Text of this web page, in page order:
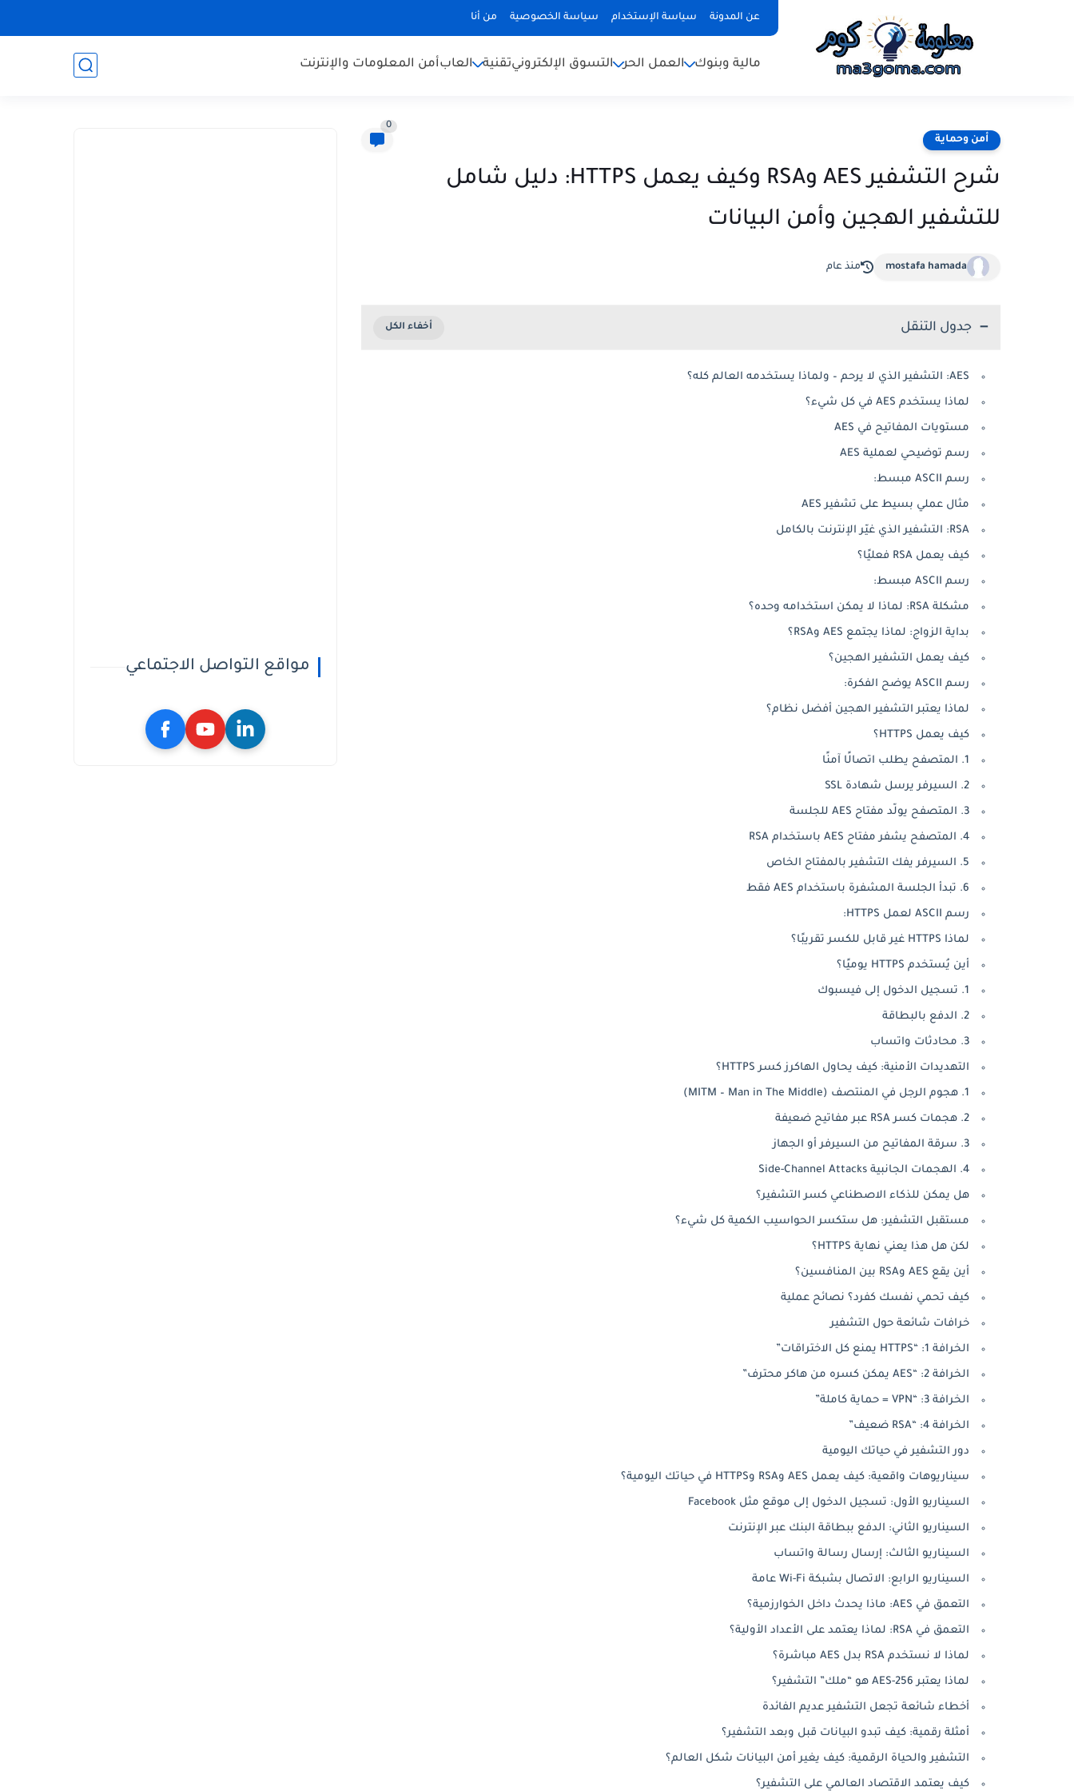
عن المدونة سياسة الإستخدام سياسة الخصوصية من أنا
مالية وبنوك العمل الحر التسوق الإلكترونيتقنية العابأمن المعلومات والإنترنت
أمن وحماية
0
شرح التشفير AES وRSA وكيف يعمل HTTPS: دليل شامل
للتشفير الهجين وأمن البيانات
mostafa hamada منذ عام
جدول التنقل
AES: التشفير الذي لا يرحم – ولماذا يستخدمه العالم كله؟
لماذا يستخدم AES في كل شيء؟
مستويات المفاتيح في AES
رسم توضيحي لعملية AES
رسم ASCII مبسط:
مثال عملي بسيط على تشفير AES
RSA: التشفير الذي غيّر الإنترنت بالكامل
كيف يعمل RSA فعليًا؟
رسم ASCII مبسط:
مشكلة RSA: لماذا لا يمكن استخدامه وحده؟
بداية الزواج: لماذا يجتمع AES وRSA؟
كيف يعمل التشفير الهجين؟
رسم ASCII يوضح الفكرة:
لماذا يعتبر التشفير الهجين أفضل نظام؟
كيف يعمل HTTPS؟
1. المتصفح يطلب اتصالًا آمنًا
2. السيرفر يرسل شهادة SSL
3. المتصفح يولّد مفتاح AES للجلسة
4. المتصفح يشفر مفتاح AES باستخدام RSA
5. السيرفر يفك التشفير بالمفتاح الخاص
6. تبدأ الجلسة المشفرة باستخدام AES فقط
رسم ASCII لعمل HTTPS:
لماذا HTTPS غير قابل للكسر تقريبًا؟
أين يُستخدم HTTPS يوميًا؟
1. تسجيل الدخول إلى فيسبوك
2. الدفع بالبطاقة
3. محادثات واتساب
التهديدات الأمنية: كيف يحاول الهاكرز كسر HTTPS؟
1. هجوم الرجل في المنتصف (MITM – Man in The Middle)
2. هجمات كسر RSA عبر مفاتيح ضعيفة
3. سرقة المفاتيح من السيرفر أو الجهاز
4. الهجمات الجانبية Side-Channel Attacks
هل يمكن للذكاء الاصطناعي كسر التشفير؟
مستقبل التشفير: هل ستكسر الحواسيب الكمية كل شيء؟
لكن هل هذا يعني نهاية HTTPS؟
أين يقع AES وRSA بين المنافسين؟
كيف تحمي نفسك كفرد؟ نصائح عملية
خرافات شائعة حول التشفير
الخرافة 1: “HTTPS يمنع كل الاختراقات”
الخرافة 2: “AES يمكن كسره من هاكر محترف”
الخرافة 3: “VPN = حماية كاملة”
الخرافة 4: “RSA ضعيف”
دور التشفير في حياتك اليومية
سيناريوهات واقعية: كيف يعمل AES وRSA وHTTPS في حياتك اليومية؟
السيناريو الأول: تسجيل الدخول إلى موقع مثل Facebook
السيناريو الثاني: الدفع ببطاقة البنك عبر الإنترنت
السيناريو الثالث: إرسال رسالة واتساب
السيناريو الرابع: الاتصال بشبكة Wi-Fi عامة
التعمق في AES: ماذا يحدث داخل الخوارزمية؟
التعمق في RSA: لماذا يعتمد على الأعداد الأولية؟
لماذا لا نستخدم RSA بدل AES مباشرة؟
لماذا يعتبر AES-256 هو “ملك” التشفير؟
أخطاء شائعة تجعل التشفير عديم الفائدة
أمثلة رقمية: كيف تبدو البيانات قبل وبعد التشفير؟
التشفير والحياة الرقمية: كيف يغير أمن البيانات شكل العالم؟
كيف يعتمد الاقتصاد العالمي على التشفير؟
مواقع التواصل الاجتماعي